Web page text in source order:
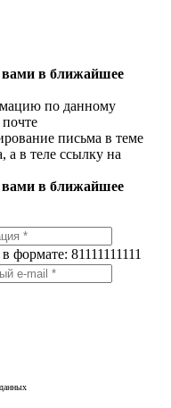
вами в ближайшее
по данному
письма в теме
а в теле ссылку на
вами в ближайшее
формате: 81111111111